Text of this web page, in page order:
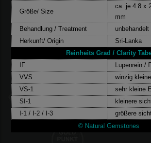
Größe/ Size
ca. je 4.8 x
mm
Behandlung / Treatment
Herkunft/ Origin
Sri-Lanka
Reinheits Grad / Clarity
IF
Lupenrein /
VVS
winzig
VS-1
sehr kleine
SI-1
kleinere
I-1 / I-2 / I-3
größere
© Natural Gemstones